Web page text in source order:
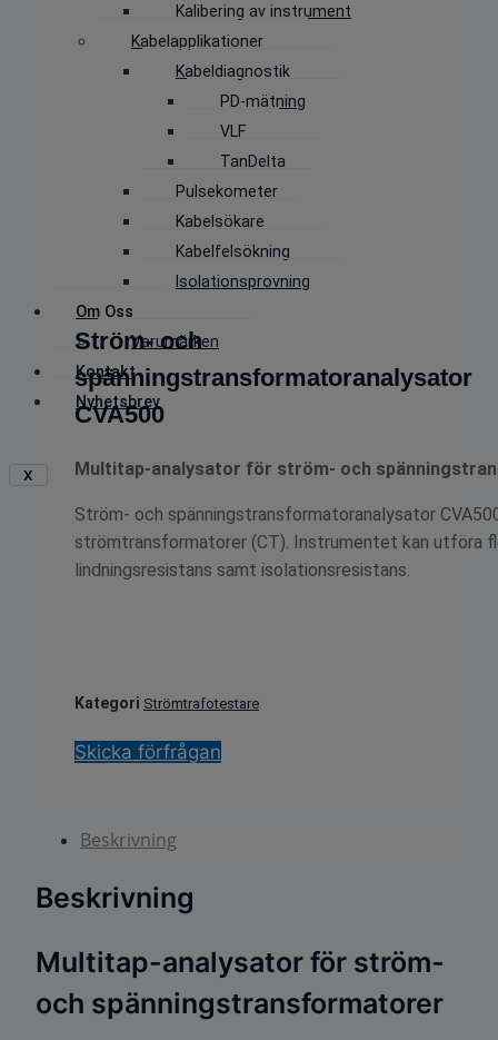
Kalibering av instrument
Kabelapplikationer
Kabeldiagnostik
PD-mätning
VLF
TanDelta
Pulsekometer
Kabelsökare
Kabelfelsökning
Isolationsprovning
Om Oss
Varumärken
Kontakt
Nyhetsbrev
X
Ström- och
spänningstransformatoranalysator
CVA500
Multitap-analysator för ström- och
Ström- och spänningstransformatoranalysator
strömtransformatorer (CT). Instrumentet kan utföra
lindningsresistans samt isolationsresistans.
Kategori Strömtrafotestare
Skicka förfrågan
Beskrivning
Beskrivning
Multitap-analysator för ström-
och spänningstransformatorer